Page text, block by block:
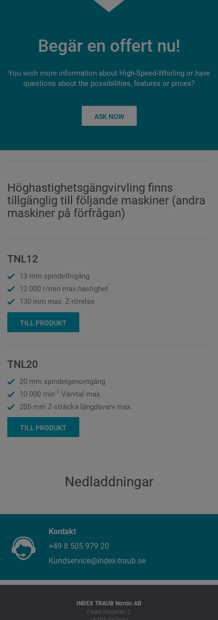
Begär en offert nu!
You wish more information about High-Speed-Whirling or have
questions about the possibilities, features or prices?
ASK NOW
Höghastighetsgängvirvling finns
tillgänglig till följande maskiner (andra
maskiner på förfrågan)
TNL12
13 mm spindelfrigång
12 000 r/min max.hastighet
130 mm max. Z-rörelse
TILL PRODUKT
TNL20
20 mm spindelgenomgång
10 000 min-1 Varvtal max.
205 mm Z-sträcka längdsvarv max.
TILL PRODUKT
Nedladdningar
Kontakt
+49 8 505 979 20
Kundservice@index-traub.se
INDEX TRAUB Nordic AB
Fagerstagatan 2